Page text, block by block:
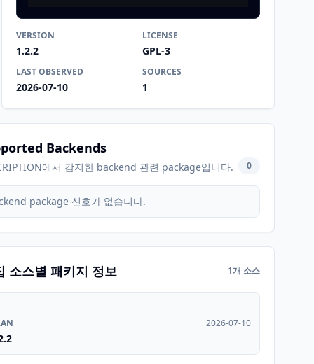
VERSION
1.2.2
LICENSE
GPL-3
LAST OBSERVED
2026-07-10
SOURCES
1
Backends
에서 감지한 backend 관련 package입니다. 0
package 신호가 없습니다.
소스별 패키지 정보 1개 소스
2026-07-10